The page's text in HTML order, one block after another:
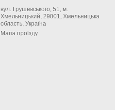
вул. Грушевського, 51, м.
Хмельницький, 29001, Хмельницька
область, Україна
Мапа проїзду